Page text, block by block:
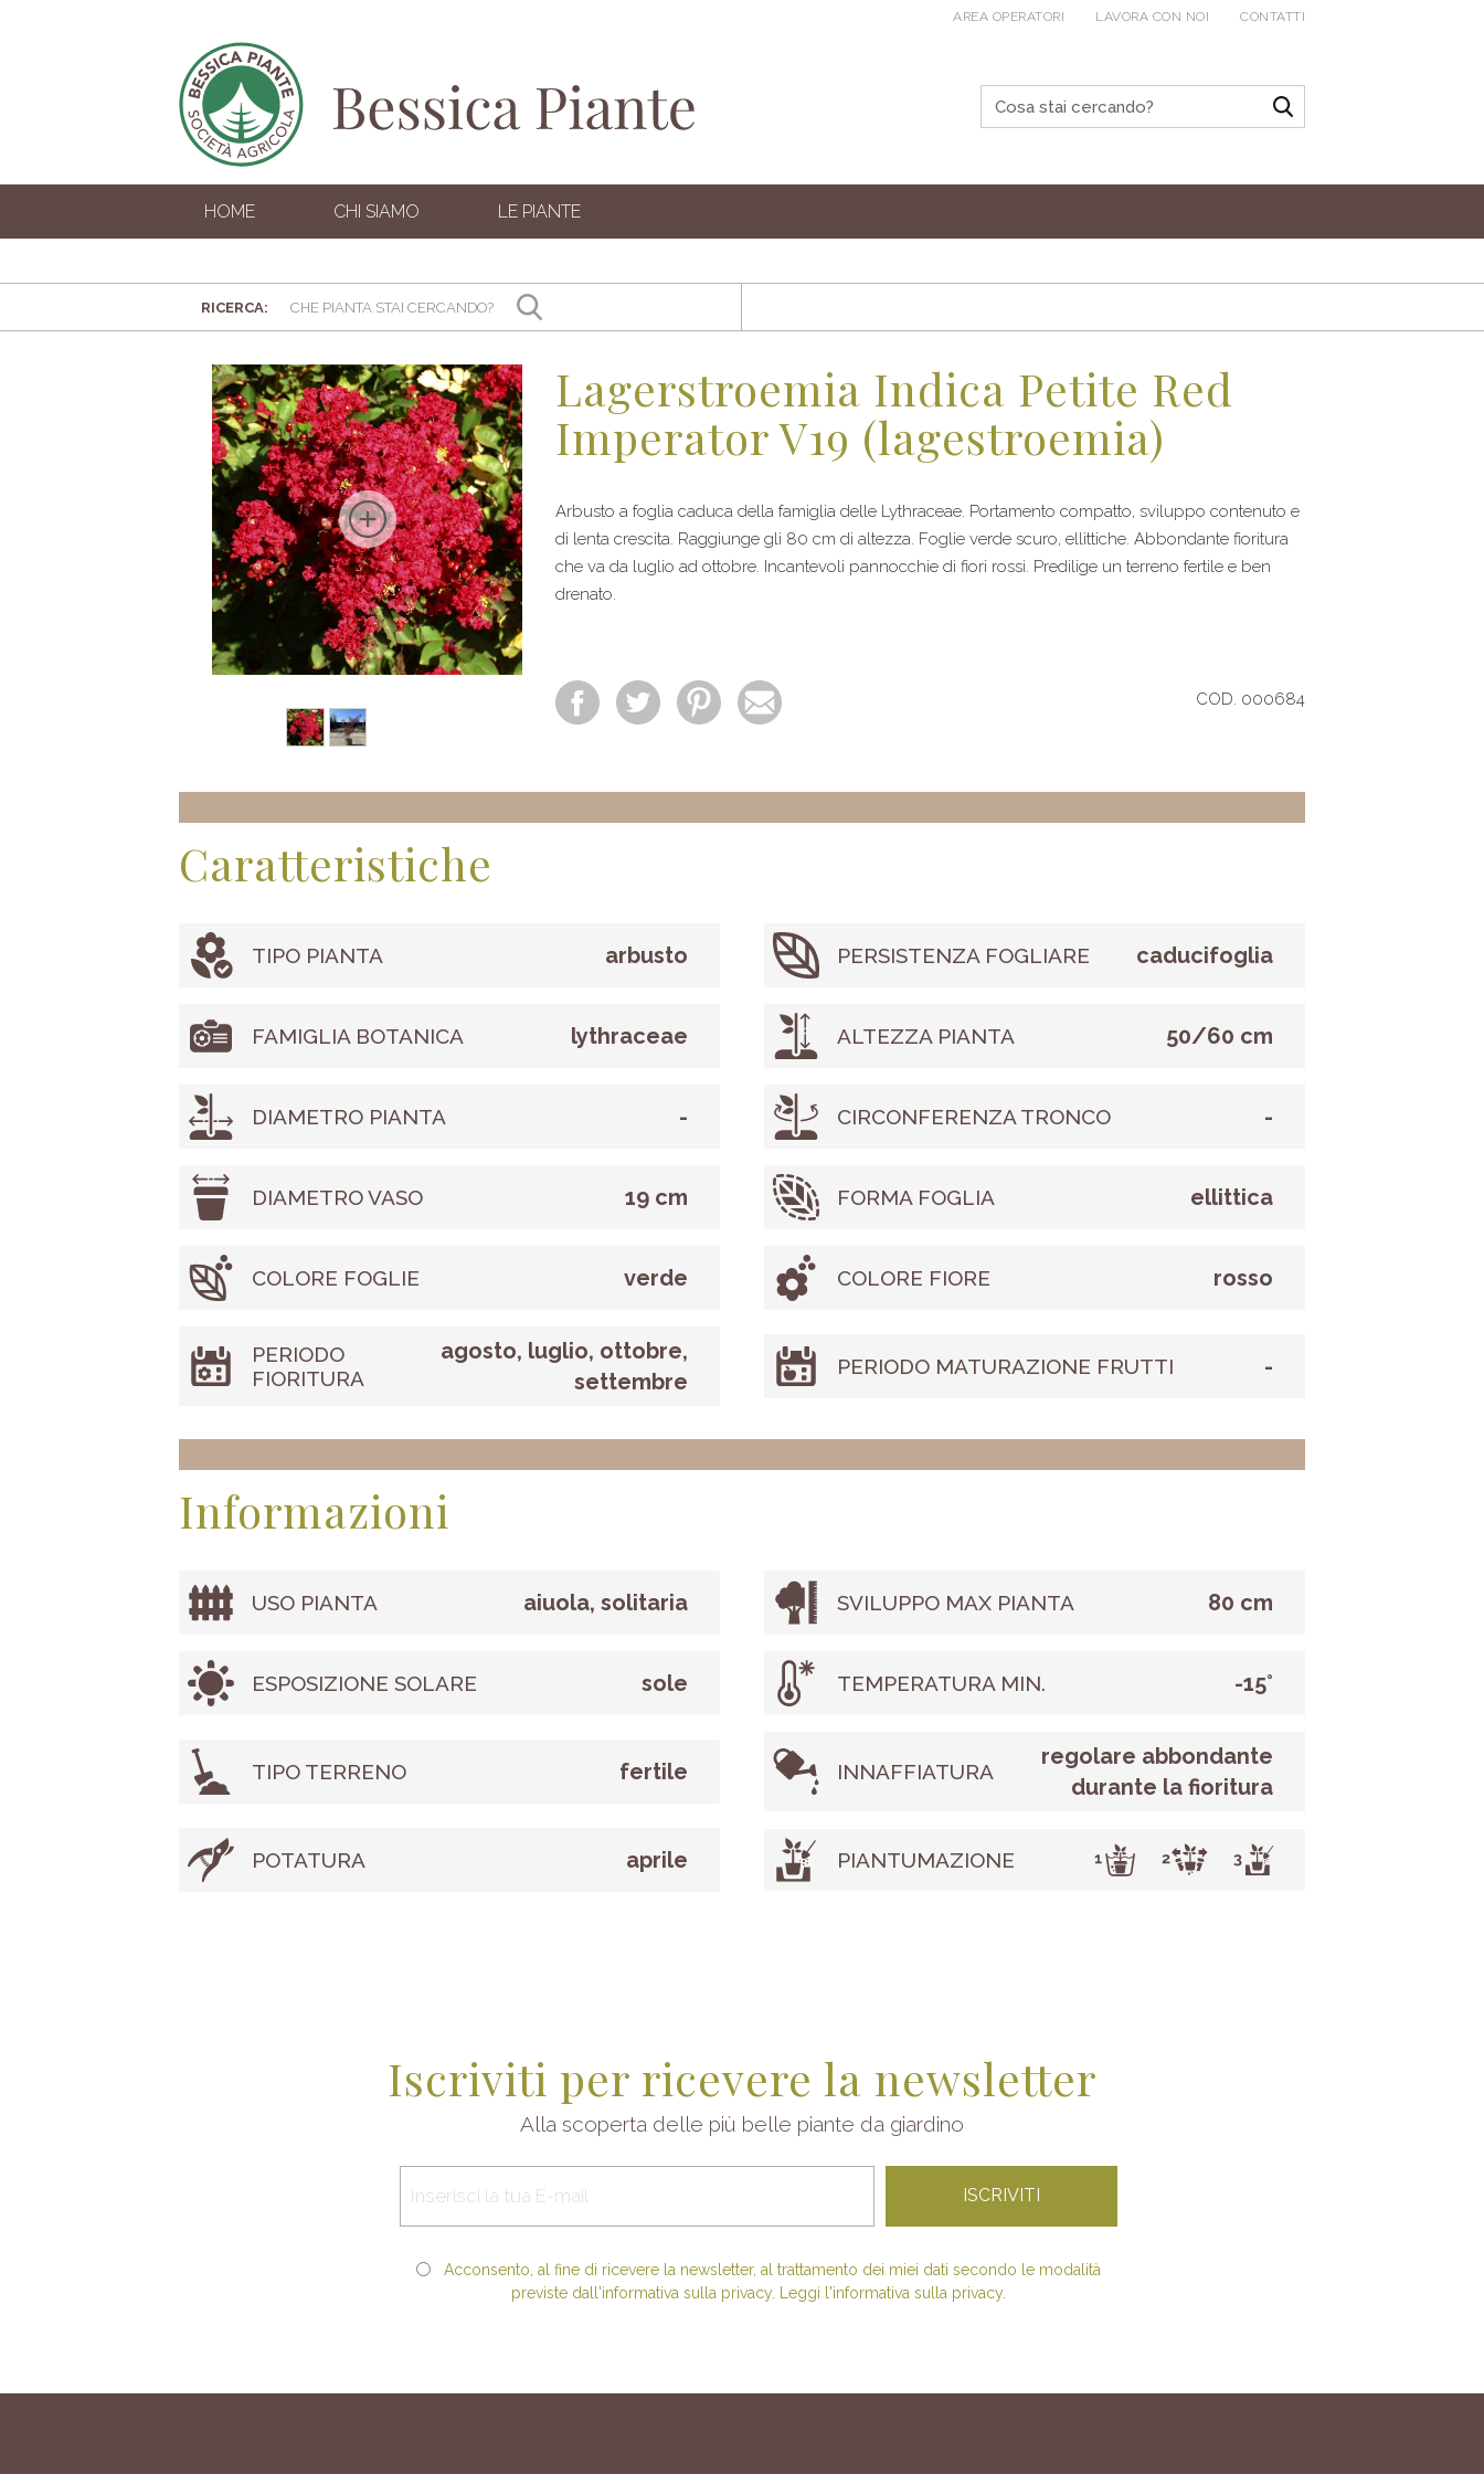
AREA OPERATORI LAVORA CON NOI CONTATTI
HOME CHI SIAMO LE PIANTE
RICERCA:
Lagerstroemia Indica Petite Red
Imperator V19 (lagestroemia)
Arbusto a foglia caduca della famiglia delle Lythraceae. Portamento compatto, sviluppo contenuto e
di lenta crescita. Raggiunge gli 80 cm di altezza. Foglie verde scuro, ellittiche. Abbondante fioritura
che va da luglio ad ottobre. Incantevoli pannocchie di fiori rossi. Predilige un terreno fertile e ben
drenato.
COD. 000684
Caratteristiche
TIPO PIANTA arbusto PERSISTENZA FOGLIARE caducifoglia
FAMIGLIA BOTANICA lythraceae ALTEZZA PIANTA 50/60 cm
DIAMETRO PIANTA - CIRCONFERENZA TRONCO -
DIAMETRO VASO 19 cm FORMA FOGLIA ellittica
COLORE FOGLIE verde COLORE FIORE rosso
PERIODO
FIORITURA
agosto, luglio, ottobre,
settembre
PERIODO MATURAZIONE FRUTTI -
Informazioni
USO PIANTA aiuola, solitaria SVILUPPO MAX PIANTA 80 cm
ESPOSIZIONE SOLARE sole TEMPERATURA MIN. -15°
TIPO TERRENO fertile INNAFFIATURA
regolare abbondante
durante la fioritura
POTATURA aprile PIANTUMAZIONE
Iscriviti per ricevere la newsletter
Alla scoperta delle più belle piante da giardino
Acconsento, al fine di ricevere la newsletter, al trattamento dei miei dati secondo le modalità
previste dall'informativa sulla privacy. Leggi l'informativa sulla privacy.